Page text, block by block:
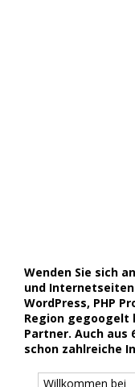
Wenden Sie sich
und
WordPress, PHP
Region gegoogelt
Partner. Auch aus
schon zahlreiche
Willkommen bei